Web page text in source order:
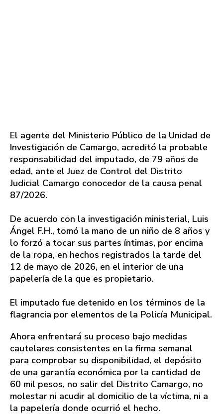
El agente del Ministerio Público de la Unidad de
Investigación de Camargo, acreditó la probable
responsabilidad del imputado, de 79 años de
edad, ante el Juez de Control del Distrito
Judicial Camargo conocedor de la causa penal
87/2026.
De acuerdo con la investigación ministerial, Luis
Ángel F.H., tomó la mano de un niño de 8 años y
lo forzó a tocar sus partes íntimas, por encima
de la ropa, en hechos registrados la tarde del
12 de mayo de 2026, en el interior de una
papelería de la que es propietario.
El imputado fue detenido en los términos de la
flagrancia por elementos de la Policía Municipal.
Ahora enfrentará su proceso bajo medidas
cautelares consistentes en la firma semanal
para comprobar su disponibilidad, el depósito
de una garantía económica por la cantidad de
60 mil pesos, no salir del Distrito Camargo, no
molestar ni acudir al domicilio de la víctima, ni a
la papelería donde ocurrió el hecho.